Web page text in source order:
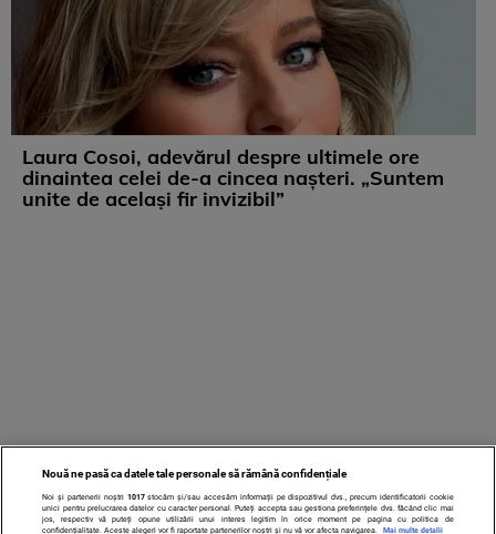
Laura Cosoi, adevărul despre ultimele ore
dinaintea celei de-a cincea nașteri. „Suntem
unite de același fir invizibil”
Nouă ne pasă ca datele tale personale să rămână confidențiale
Noi și partenerii noștri 1017stocăm și/sau accesăm informații pe dispozitivul dvs., precum identificatorii cookie
unici pentru prelucrarea datelor cu caracter personal. Puteți accepta sau gestiona preferințele dvs. făcând clic mai
jos, respectiv vă puteți opune utilizării unui interes legitim în orice moment pe pagina cu politica de
confidențialitate. Aceste alegeri vor fi raportate partenerilor noștri și nu vă vor afecta navigarea.
Mai multe detalii